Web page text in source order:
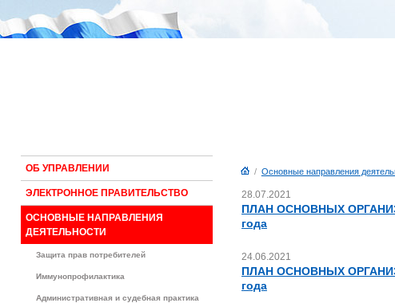
ОБ УПРАВЛЕНИИ
ЭЛЕКТРОННОЕ ПРАВИТЕЛЬСТВО
ОСНОВНЫЕ НАПРАВЛЕНИЯ
ДЕЯТЕЛЬНОСТИ
Защита прав потребителей
Иммунопрофилактика
Административная и судебная практика
/ Основные направления
28.07.2021
ПЛАН ОСНОВНЫХ
года
24.06.2021
ПЛАН ОСНОВНЫХ
года